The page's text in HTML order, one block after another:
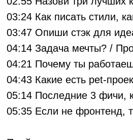
03:24 Как писать стили,
03:47 Опиши стэк для
04:14 Задача мечты? /
04:21 Почему ты
04:43 Какие есть pet-
05:14 Последние 3 фичи,
05:35 Если не фронтенд,